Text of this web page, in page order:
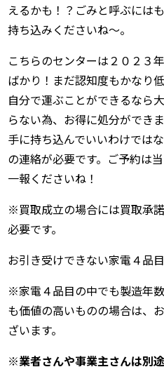
えるかも！？ごみと呼ぶには
持ち込みくださいね～。
こちらのセンターは２０２３
ばかり！まだ認知度もかなり
自分で運ぶことができるなら
らない為、お得に処分ができ
手に持ち込んでいいわけでは
の連絡が必要です。ご予約は
一報くださいね！
※買取成立の場合には買取承
必要です。
お引き受けできない家電４品
※家電４品目の中でも製造年
も価値の高いものの場合は、
ざいます。
※業者さんや事業主さんは別